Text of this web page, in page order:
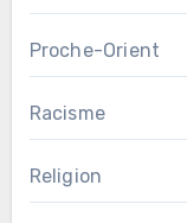
Proche-Orient
Racisme
Religion